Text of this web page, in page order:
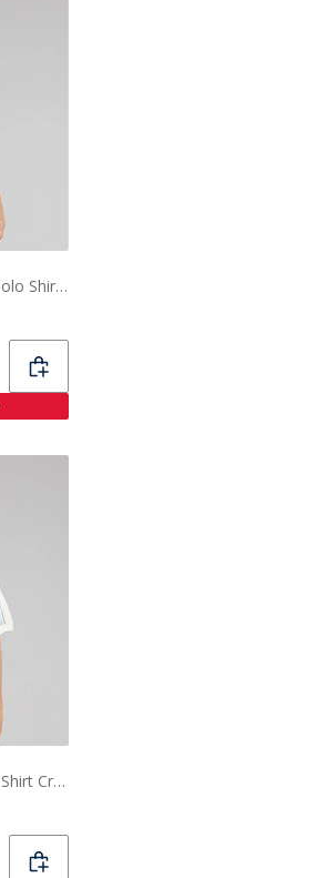
Brave Soul Drenge Woodhay Polo Shirt Steel Blue
Brave Soul Drenge Rialto Polo Shirt Cream/Pale Blue/Lt Grey